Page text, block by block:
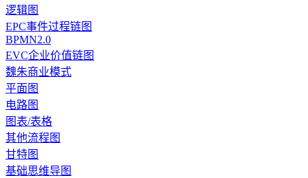
逻辑图
EPC事件过程链图
BPMN2.0
EVC企业价值链图
魏朱商业模式
平面图
电路图
图表/表格
其他流程图
甘特图
基础思维导图